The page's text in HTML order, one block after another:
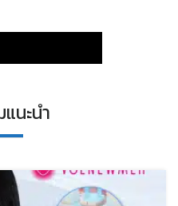
นะนำ